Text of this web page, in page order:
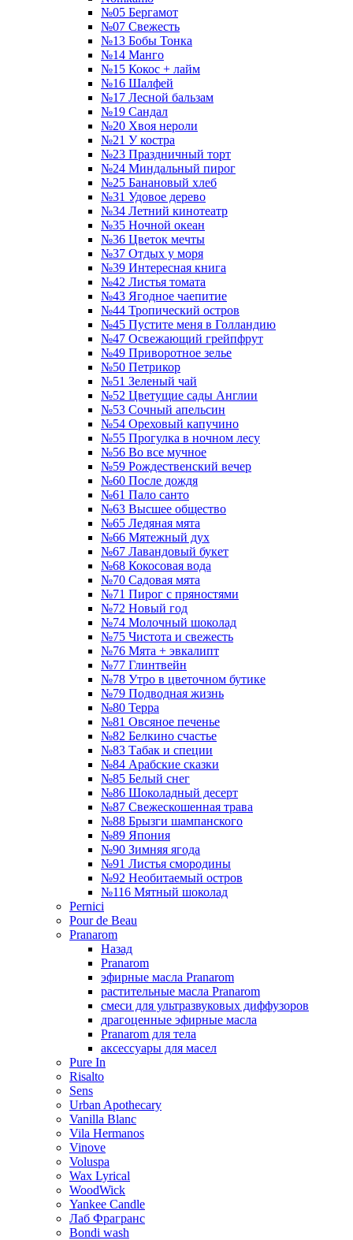
№05 Бергамот
№07 Свежесть
№13 Бобы Тонка
№14 Манго
№15 Кокос + лайм
№16 Шалфей
№17 Лесной бальзам
№19 Сандал
№20 Хвоя нероли
№21 У костра
№23 Праздничный торт
№24 Миндальный пирог
№25 Банановый хлеб
№31 Удовое дерево
№34 Летний кинотеатр
№35 Ночной океан
№36 Цветок мечты
№37 Отдых у моря
№39 Интересная книга
№42 Листья томата
№43 Ягодное чаепитие
№44 Тропический остров
№45 Пустите меня в Голландию
№47 Освежающий грейпфрут
№49 Приворотное зелье
№50 Петрикор
№51 Зеленый чай
№52 Цветущие сады Англии
№53 Сочный апельсин
№54 Ореховый капучино
№55 Прогулка в ночном лесу
№56 Во все мучное
№59 Рождественский вечер
№60 После дождя
№61 Пало санто
№63 Высшее общество
№65 Ледяная мята
№66 Мятежный дух
№67 Лавандовый букет
№68 Кокосовая вода
№70 Садовая мята
№71 Пирог с пряностями
№72 Новый год
№74 Молочный шоколад
№75 Чистота и свежесть
№76 Мята + эвкалипт
№77 Глинтвейн
№78 Утро в цветочном бутике
№79 Подводная жизнь
№80 Терра
№81 Овсяное печенье
№82 Белкино счастье
№83 Табак и специи
№84 Арабские сказки
№85 Белый снег
№86 Шоколадный десерт
№87 Свежескошенная трава
№88 Брызги шампанского
№89 Япония
№90 Зимняя ягода
№91 Листья смородины
№92 Необитаемый остров
№116 Мятный шоколад
Pernici
Pour de Beau
Pranarom
Назад
Pranarom
эфирные масла Pranarom
растительные масла Pranarom
смеси для ультразвуковых диффузоров
драгоценные эфирные масла
Pranarom для тела
аксессуары для масел
Pure In
Risalto
Sens
Urban Apothecary
Vanilla Blanc
Vila Hermanos
Vinove
Voluspa
Wax Lyrical
WoodWick
Yankee Candle
Лаб Фрагранс
Bondi wash